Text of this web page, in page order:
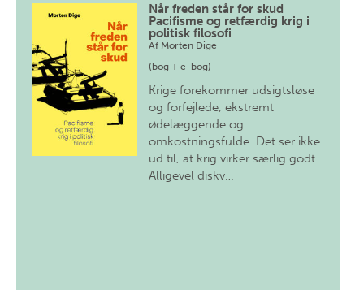
Når freden står for skud
Pacifisme og retfærdig krig i
politisk filosofi
Af Morten Dige
(bog + e-bog)
Krige forekommer udsigtsløse
og forfejlede, ekstremt
ødelæggende og
omkostningsfulde. Det ser ikke
ud til, at krig virker særlig godt.
Alligevel diskv…